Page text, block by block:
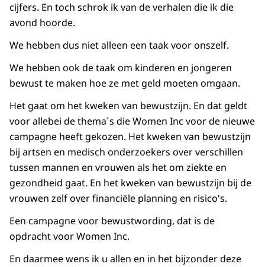
cijfers. En toch schrok ik van de verhalen die ik die
avond hoorde.
We hebben dus niet alleen een taak voor onszelf.
We hebben ook de taak om kinderen en jongeren
bewust te maken hoe ze met geld moeten omgaan.
Het gaat om het kweken van bewustzijn. En dat geldt
voor allebei de thema´s die Women Inc voor de nieuwe
campagne heeft gekozen. Het kweken van bewustzijn
bij artsen en medisch onderzoekers over verschillen
tussen mannen en vrouwen als het om ziekte en
gezondheid gaat. En het kweken van bewustzijn bij de
vrouwen zelf over financiële planning en risico's.
Een campagne voor bewustwording, dat is de
opdracht voor Women Inc.
En daarmee wens ik u allen en in het bijzonder deze